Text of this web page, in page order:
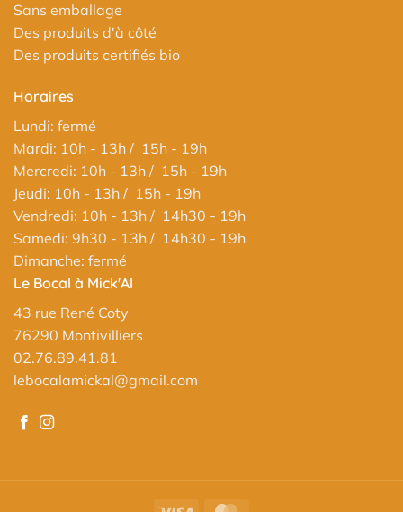
Sans emballage
Des produits d'à côté
Des produits certifiés bio
Horaires
Lundi: fermé
Mardi: 10h - 13h / 15h - 19h
Mercredi: 10h - 13h / 15h - 19h
Jeudi: 10h - 13h / 15h - 19h
Vendredi: 10h - 13h / 14h30 - 19h
Samedi: 9h30 - 13h / 14h30 - 19h
Dimanche: fermé
Le Bocal à Mick'Al
43 rue René Coty
76290 Montivilliers
02.76.89.41.81
lebocalamickal@gmail.com